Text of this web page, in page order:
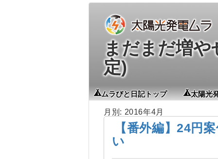
まだまだ増
定)
ムラびと日記トップ 太陽光
月別: 2016年4月
【番外編】24円
い